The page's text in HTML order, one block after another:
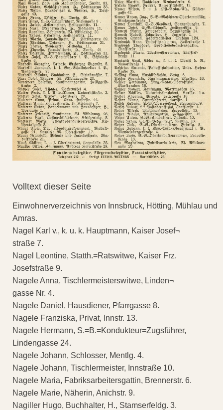
Volltext dieser Seite
Einwohnerverzeichnis von Innsbruck, Hötting, Mühlau und
Amras.
Nagel Karl v., k. u. k. Hauptmann, Kaiser Josef¬
straße 7.
Nagel Leontine, Statth.=Ratswitwe, Kaiser Frz.
Josefstraße 9.
Nagele Anna, Tischlermeisterswitwe, Linden¬
gasse Nr. 4.
Nagele Daniel, Hausdiener, Pfarrgasse 8.
Nagele Franziska, Privat, Innstr. 13.
Nagele Hermann, S.=B.=Kondukteur=Zugsführer,
Lindengasse 24.
Nagele Johann, Schlosser, Mentlg. 4.
Nagele Johann, Tischlermeister, Innstraße 10.
Nagele Maria, Fabriksarbeitersgattin, Brennerstr. 6.
Nagele Marie, Näherin, Anichstr. 9.
Nagiller Hugo, Buchhalter, H., Stamserfeldg. 3.